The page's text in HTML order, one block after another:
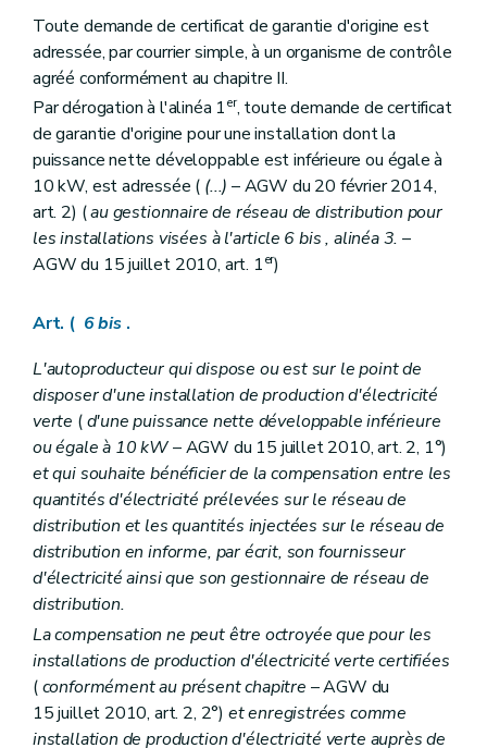
Toute demande de certificat de garantie d'origine est
adressée, par courrier simple, à un organisme de contrôle
agréé conformément au chapitre II.
Par dérogation à l'alinéa 1er, toute demande de certificat
de garantie d'origine pour une installation dont la
puissance nette développable est inférieure ou égale à
10 kW, est adressée ( (...) – AGW du 20 février 2014,
art. 2) (au gestionnaire de réseau de distribution pour
les installations visées à l'article 6bis, alinéa 3. –
AGW du 15 juillet 2010, art. 1er)
Art. ( 6bis .
L'autoproducteur qui dispose ou est sur le point de
disposer d'une installation de production d'électricité
verte (d'une puissance nette développable inférieure
ou égale à 10 kW– AGW du 15 juillet 2010, art. 2, 1°)
et qui souhaite bénéficier de la compensation entre les
quantités d'électricité prélevées sur le réseau de
distribution et les quantités injectées sur le réseau de
distribution en informe, par écrit, son fournisseur
d'électricité ainsi que son gestionnaire de réseau de
distribution.
La compensation ne peut être octroyée que pour les
installations de production d'électricité verte certifiées
(conformément au présent chapitre – AGW du
15 juillet 2010, art. 2, 2°) et enregistrées comme
installation de production d'électricité verte auprès de